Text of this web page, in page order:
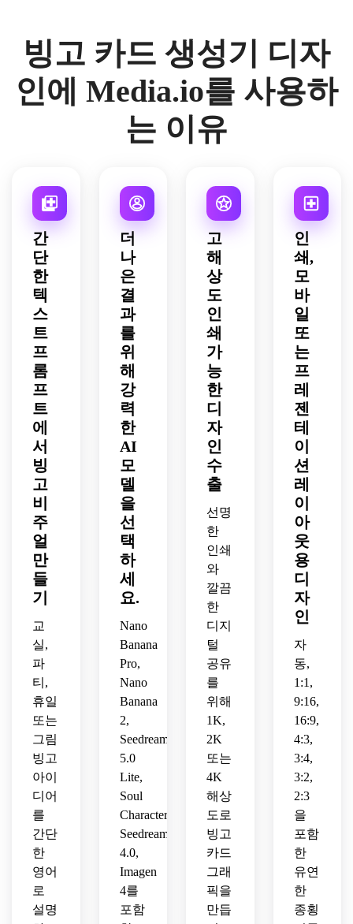
한
선,
세련
된 교
육적
인쇄
가능
품질
이 특
징입
니다.
아웃
으로
인된
된 질
감,
미엄
상도
마감
미학,
선명
하고
광택
있는
현대
한 읽
을 수
문자,
균형
종이
느낌,
가족
친화
적인
스타
일,
고해
상도
계절
게임
보드.
색 팔
레트,
장난
스러
운 타
운 종
이 질
감,
기발
한 무
드,
선명
한 사
각형
구분,
광택
이 나
는 구
성,
읽기
쉬운
라벨,
매력
적인
계절
파티
스타
일,
선명
한 고
해상
도 출
력이
귀여
운 소
름 돋
는 할
로윈
빙고
카드.
레이
아웃,
넉넉
한 공
높은
텍스
스마
이트
퍼런
드 비
주얼.
곽선,
간단
한 모
양,
벨,
미취
로 배
열,
밝지
만 균
한 워
크시
이아
웃,
높은
가독
성,
최소
한의
방해,
지지
적인
학습
분위
기,
선명
한 개
요,
정리
된 구
성,
인쇄
가능
한 교
육 리
소스
스타
일,
세련
된 고
해상
도 교
육 마
감.
빙고 카드 생성기 디자
인에 Media.io를 사용하
는 이유
간
단
한
텍
스
트
프
롬
프
트
에
서
빙
고
비
주
얼
만
들
기
교
실,
파
티,
휴일
또는
그림
빙고
아이
디어
를
간단
한
영어
로
설명
더
나
은
결
과
를
위
해
강
력
한
AI
모
델
을
선
택
하
세
요.
Nano
Banana
Pro,
Nano
Banana
2,
Seedream
5.0
Lite,
Soul
Character,
Seedream
4.0,
Imagen
4를
포함
고
해
상
도
인
쇄
가
능
한
디
자
인
수
출
선명
한
인쇄
와
깔끔
한
디지
털
공유
를
위해
1K,
2K
또는
4K
해상
도로
빙고
카드
그래
픽을
만듭
인
쇄,
모
바
일
또
는
프
레
젠
테
이
션
레
이
아
웃
용
디
자
인
자
동,
1:1,
9:16,
16:9,
4:3,
3:4,
3:2,
2:3
을
포함
한
유연
한
종횡